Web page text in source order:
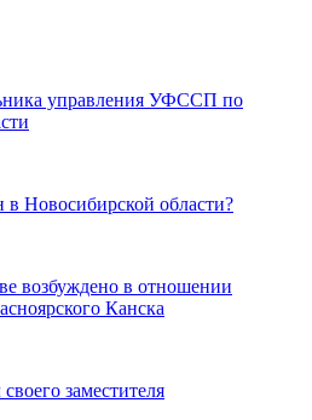
управления УФССП по
Новосибирской области?
возбуждено в отношении
Канска
заместителя